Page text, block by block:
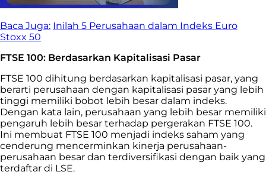
Baca Juga: Inilah 5 Perusahaan dalam Indeks Euro
Stoxx 50
FTSE 100: Berdasarkan Kapitalisasi Pasar
FTSE 100 dihitung berdasarkan kapitalisasi pasar, yang
berarti perusahaan dengan kapitalisasi pasar yang lebih
tinggi memiliki bobot lebih besar dalam indeks.
Dengan kata lain, perusahaan yang lebih besar memiliki
pengaruh lebih besar terhadap pergerakan FTSE 100.
Ini membuat FTSE 100 menjadi indeks saham yang
cenderung mencerminkan kinerja perusahaan-
perusahaan besar dan terdiversifikasi dengan baik yang
terdaftar di LSE.